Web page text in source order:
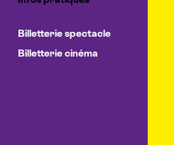
Billetterie spectacle
Billetterie cinéma